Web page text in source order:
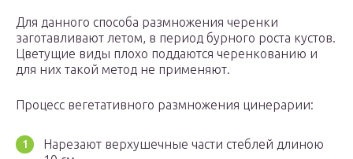
Для данного способа размножения черенки
заготавливают летом, в период бурного роста кустов.
Цветущие виды плохо поддаются черенкованию и
для них такой метод не применяют.
Процесс вегетативного размножения цинерарии:
Нарезают верхушечные части стеблей длиною